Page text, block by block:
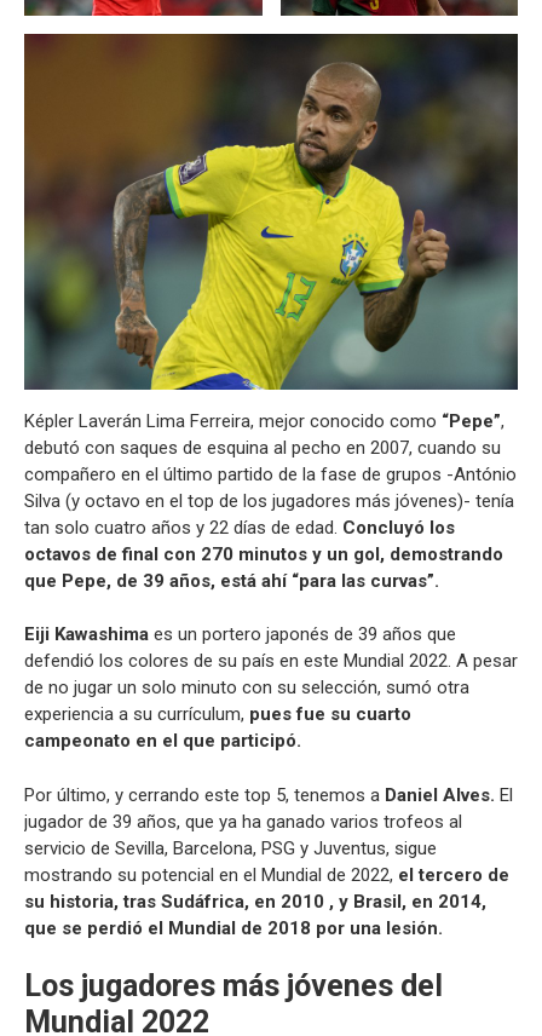
Képler Laverán Lima Ferreira, mejor conocido como “Pepe”,
debutó con saques de esquina al pecho en 2007, cuando su
compañero en el último partido de la fase de grupos -António
Silva (y octavo en el top de los jugadores más jóvenes)- tenía
tan solo cuatro años y 22 días de edad. Concluyó los
octavos de final con 270 minutos y un gol, demostrando
que Pepe, de 39 años, está ahí “para las curvas”.
Eiji Kawashima es un portero japonés de 39 años que
defendió los colores de su país en este Mundial 2022. A pesar
de no jugar un solo minuto con su selección, sumó otra
experiencia a su currículum, pues fue su cuarto
campeonato en el que participó.
Por último, y cerrando este top 5, tenemos a Daniel Alves. El
jugador de 39 años, que ya ha ganado varios trofeos al
servicio de Sevilla, Barcelona, ​​PSG y Juventus, sigue
mostrando su potencial en el Mundial de 2022, el tercero de
su historia, tras Sudáfrica, en 2010 , y Brasil, en 2014,
que se perdió el Mundial de 2018 por una lesión.
Los jugadores más jóvenes del
Mundial 2022